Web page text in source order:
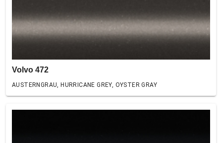
Volvo 472
AUSTERNGRAU, HURRICANE GREY, OYSTER GRAY